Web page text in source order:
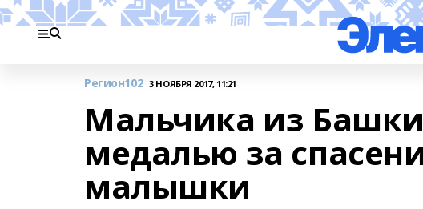
Регион102 3 НОЯБРЯ 2017, 11:21
Мальчика из
медалью за
малышки